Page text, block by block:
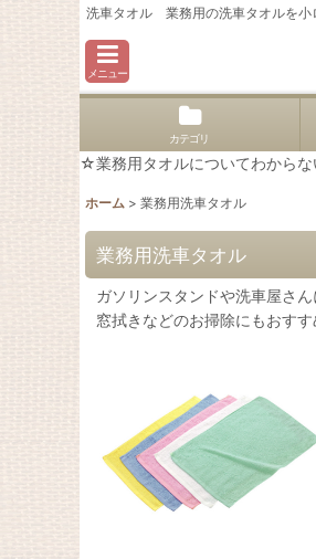
洗車タオル 業務用の洗車タオルを小
メニュー
カテゴリ
☆業務用タオルについてわから
ホーム > 業務用洗車タオル
業務用洗車タオル
ガソリンスタンドや洗車屋さ
窓拭きなどのお掃除にもおすす